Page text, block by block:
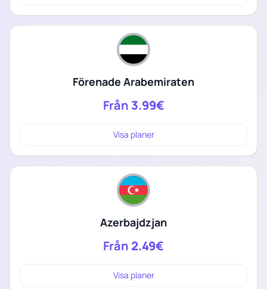
Förenade Arabemiraten
Från 3.99€
Visa planer
Azerbajdzjan
Från 2.49€
Visa planer